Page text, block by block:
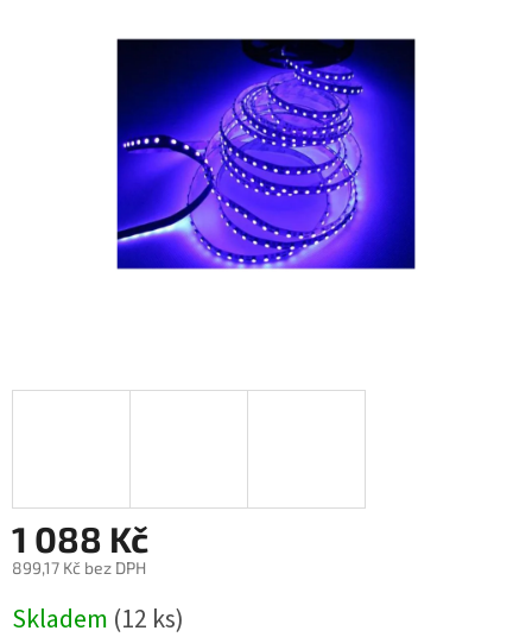
1 088 Kč
899,17 Kč bez DPH
cena:
Skladem (12 ks)